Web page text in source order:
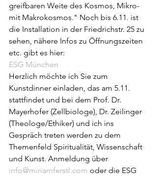
greifbaren Weite des Kosmos, Mikro-
mit Makrokosmos." Noch bis 6.11. ist
die Installation in der Friedrichstr. 25 zu
sehen, nähere Infos zu Öffnungszeiten
etc. gibt es hier:
ESG München
Herzlich möchte ich Sie zum
Kunstdinner einladen, das am 5.11.
stattfindet und bei dem Prof. Dr.
Mayerhofer (Zellbiologe), Dr. Zeilinger
(Theologe/Ethiker) und ich ins
Gespräch treten werden zu dem
Themenfeld Spiritualität, Wissenschaft
und Kunst. Anmeldung über
info@miriamferstl.com oder die ESG